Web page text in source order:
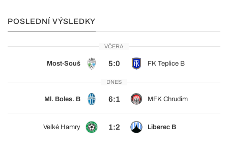
POSLEDNÍ VÝSLEDKY
VČERA
Most-Souš 5:0 FK Teplice B
DNES
Ml. Boles. B 6:1 MFK Chrudim
Velké Hamry 1:2 Liberec B